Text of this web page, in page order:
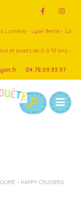
Lumière - Lyon 8eme - La
et jouets de 0 à 10 ans -
04.78.09.93.97
– HAPPY CRUISERS